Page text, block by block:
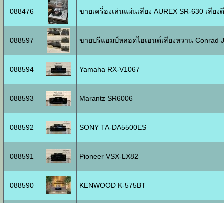
088476 ขายเครื่องเล่นแผ่นเสียง AUREX SR-630 เสี
088597 ขายปรีแอมป์หลอดไฮเอนด์เสียงหวาน Conrad
088594 Yamaha RX-V1067
088593 Marantz SR6006
088592 SONY TA-DA5500ES
088591 Pioneer VSX-LX82
088590 KENWOOD K-575BT